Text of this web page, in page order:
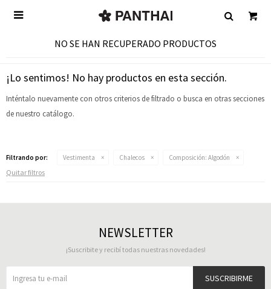

NO SE HAN RECUPERADO PRODUCTOS
¡Lo sentimos! No hay productos en esta sección.
Inténtalo nuevamente con otros criterios de filtrado o busca en otras secciones
de nuestro catálogo.
Filtrando por: Vestimenta Chalecos Composición: Algodón
Quitar filtros
NEWSLETTER
¡Suscribite y recibí todas nuestras novedades!
SUSCRIBIRME